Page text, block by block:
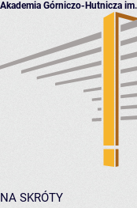
Akademia Górniczo-Hutnicza
NA SKRÓTY